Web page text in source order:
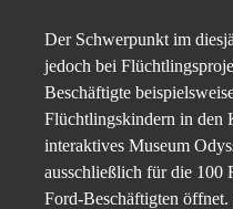
Der Schwerpunkt im
jedoch bei
Beschäftigte
Flüchtlingskindern in den
interaktives Museum
ausschließlich für die 100
Ford-Beschäftigten